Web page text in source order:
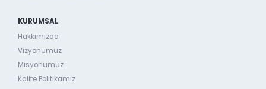
KURUMSAL
Hakkımızda
Vizyonumuz
Misyonumuz
Kalite Politikamız